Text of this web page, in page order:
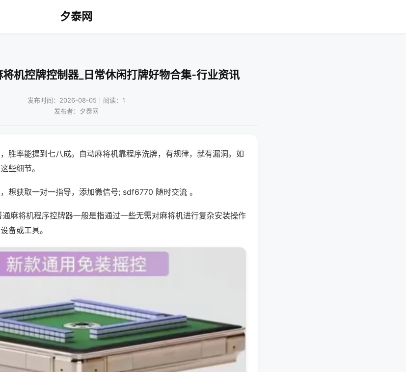
夕泰网
机控牌控制器_日常休闲打牌好物合集-行业资讯
发布时间：2026-08-05｜阅读：1
发布者：夕泰网
胜率能提到七八成。自动麻将机靠程序洗牌，有规律，就有漏洞。如
些细节。
想获取一对一指导，添加微信号; sdf6770 随时交流 。
麻将机程序控牌器一般是指通过一些无需对麻将机进行复杂安装操作
备或工具。